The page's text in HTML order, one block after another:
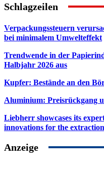
Schlagzeilen
Verpackungssteuern
bei minimalem Umwelteffekt
Trendwende in der
Halbjahr 2026 aus
Kupfer: Bestände an den
Aluminium: Preisrückgang
Liebherr showcases its
innovations for the
Anzeige